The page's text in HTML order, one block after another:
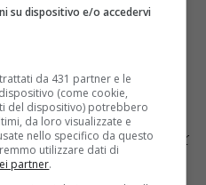
devono essere
400kg ciascuna. È
squadra entro
festa con una
o frazione o
su dispositivo e/o accedervi
da 431 partner e le
(come cookie,
del dispositivo) potrebbero
da loro visualizzate e
nello specifico da questo
utilizzare dati di
partner.